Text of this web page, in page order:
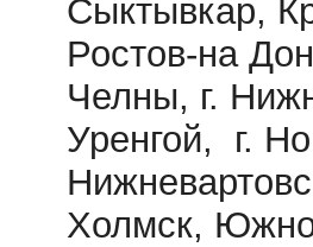
Сыктывкар,
Ростов-на
Челны, г.
Уренгой, г.
Холмск,